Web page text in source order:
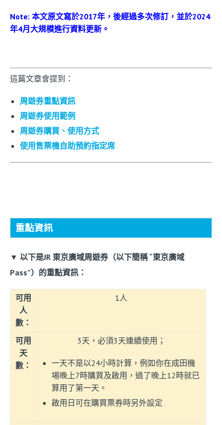
Note: 本文原文寫於2017年，後經過多次修訂，並於2024
年4月大規模進行資料更新。
這篇文章會提到：
周遊券重點資訊
周遊券使用範例
周遊券購買、使用方式
使用售票機自助預約指定席
重點資訊
▼ 以下是JR 東京廣域周遊券（以下簡稱 “東京廣域
Pass”）的重點資訊：
可用
人
數：
1人
可用
天
數：
3天，必須3天連續使用；
一天不是以24小時計算，例如你在成田機
場晚上7時購買及啟用，過了晚上12時就已
算用了第一天。
啟用日可在購買票券時另外設定